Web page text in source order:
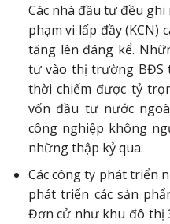
Các nhà đầu tư đều
phạm vi lấp đầy (KCN)
tăng lên đáng kể.
tư vào thị trường BĐS
thời chiếm được tỷ
vốn đầu tư nước
công nghiệp không
những thập kỷ qua.
Các công ty phát triển
phát triển các sản
Đơn cử như khu đô thị